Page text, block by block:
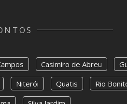
Casimiro de Abreu
Niterói Quatis Rio